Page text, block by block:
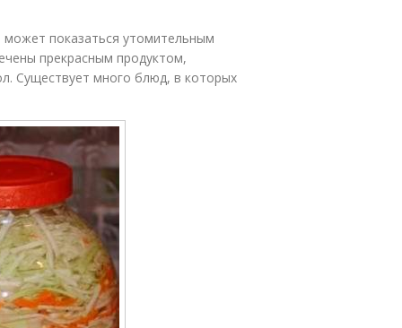
капусты
уксусом
рассоле
с уксусом
для
может показаться утомительным
прекрасным продуктом,
Существует много блюд, в которых